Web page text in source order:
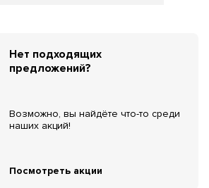
Нет подходящих
предложений?
Возможно, вы найдёте что-то среди
наших акций!
Посмотреть акции